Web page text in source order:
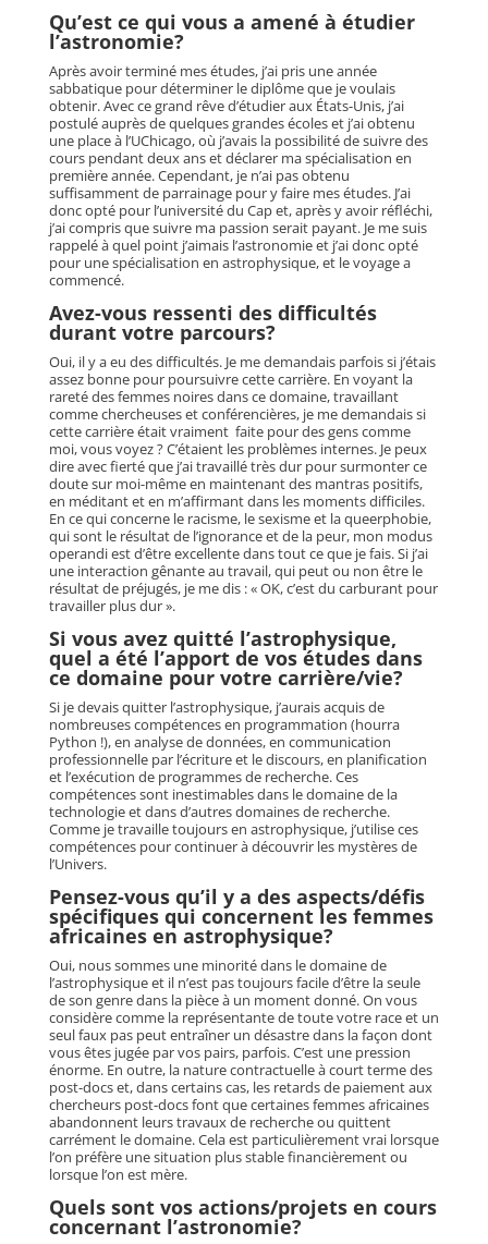
Qu’est ce qui vous a amené à étudier
l’astronomie?
Après avoir terminé mes études, j’ai pris une année
sabbatique pour déterminer le diplôme que je voulais
obtenir. Avec ce grand rêve d’étudier aux États-Unis, j’ai
postulé auprès de quelques grandes écoles et j’ai obtenu
une place à l’UChicago, où j’avais la possibilité de suivre des
cours pendant deux ans et déclarer ma spécialisation en
première année. Cependant, je n’ai pas obtenu
suffisamment de parrainage pour y faire mes études. J’ai
donc opté pour l’université du Cap et, après y avoir réfléchi,
j’ai compris que suivre ma passion serait payant. Je me suis
rappelé à quel point j’aimais l’astronomie et j’ai donc opté
pour une spécialisation en astrophysique, et le voyage a
commencé.
Avez-vous ressenti des difficultés
durant votre parcours?
Oui, il y a eu des difficultés. Je me demandais parfois si j’étais
assez bonne pour poursuivre cette carrière. En voyant la
rareté des femmes noires dans ce domaine, travaillant
comme chercheuses et conférencières, je me demandais si
cette carrière était vraiment faite pour des gens comme
moi, vous voyez ? C’étaient les problèmes internes. Je peux
dire avec fierté que j’ai travaillé très dur pour surmonter ce
doute sur moi-même en maintenant des mantras positifs,
en méditant et en m’affirmant dans les moments difficiles.
En ce qui concerne le racisme, le sexisme et la queerphobie,
qui sont le résultat de l’ignorance et de la peur, mon modus
operandi est d’être excellente dans tout ce que je fais. Si j’ai
une interaction gênante au travail, qui peut ou non être le
résultat de préjugés, je me dis : « OK, c’est du carburant pour
travailler plus dur ».
Si vous avez quitté l’astrophysique,
quel a été l’apport de vos études dans
ce domaine pour votre carrière/vie?
Si je devais quitter l’astrophysique, j’aurais acquis de
nombreuses compétences en programmation (hourra
Python !), en analyse de données, en communication
professionnelle par l’écriture et le discours, en planification
et l’exécution de programmes de recherche. Ces
compétences sont inestimables dans le domaine de la
technologie et dans d’autres domaines de recherche.
Comme je travaille toujours en astrophysique, j’utilise ces
compétences pour continuer à découvrir les mystères de
l’Univers.
Pensez-vous qu’il y a des aspects/défis
spécifiques qui concernent les femmes
africaines en astrophysique?
Oui, nous sommes une minorité dans le domaine de
l’astrophysique et il n’est pas toujours facile d’être la seule
de son genre dans la pièce à un moment donné. On vous
considère comme la représentante de toute votre race et un
seul faux pas peut entraîner un désastre dans la façon dont
vous êtes jugée par vos pairs, parfois. C’est une pression
énorme. En outre, la nature contractuelle à court terme des
post-docs et, dans certains cas, les retards de paiement aux
chercheurs post-docs font que certaines femmes africaines
abandonnent leurs travaux de recherche ou quittent
carrément le domaine. Cela est particulièrement vrai lorsque
l’on préfère une situation plus stable financièrement ou
lorsque l’on est mère.
Quels sont vos actions/projets en cours
concernant l’astronomie?